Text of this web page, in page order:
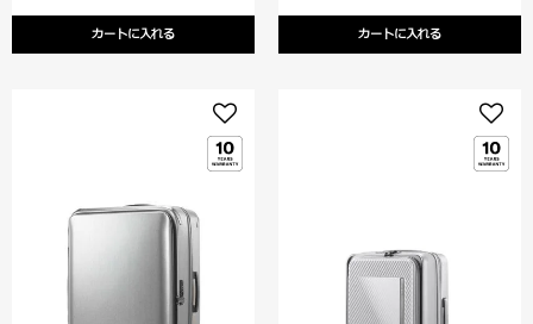
カートに入れる カートに入れる